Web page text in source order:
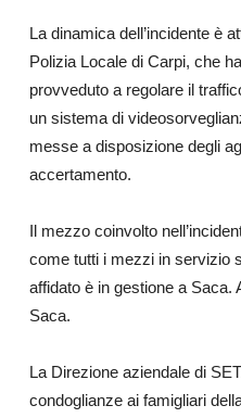
La dinamica dell’incidente è
Polizia Locale di Carpi, che
provveduto a regolare il
un sistema di
messe a disposizione degli
accertamento.
Il mezzo coinvolto
come tutti i mezzi in servizio
affidato è in gestione a Saca.
Saca.
La Direzione aziendale di
condoglianze ai famigliari